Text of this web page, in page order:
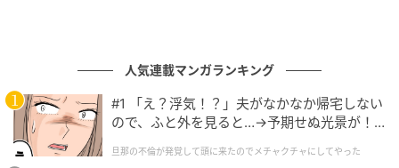
ストレートプレス
また最中の皮は小判型とし、勘定奉行として国家財政
人気連載マンガランキング
#1 「え？浮気！？」夫がなかなか帰宅しない
ので、ふと外を見ると…→予期せぬ光景が！
クチャにしてやった
旦那の不倫が発覚して頭に来たのでメチャクチャにしてやった